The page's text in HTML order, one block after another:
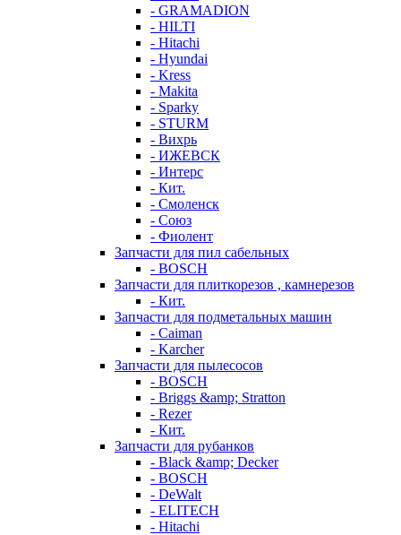
- GRAMADION
- HILTI
- Hitachi
- Hyundai
- Kress
- Makita
- Sparky
- STURM
- Вихрь
- ИЖЕВСК
- Интерс
- Кит.
- Смоленск
- Союз
- Фиолент
Запчасти для пил сабельных
- BOSCH
Запчасти для плиткорезов , камнерезов
- Кит.
Запчасти для подметальных машин
- Caiman
- Karcher
Запчасти для пылесосов
- BOSCH
- Briggs &amp; Stratton
- Rezer
- Кит.
Запчасти для рубанков
- Black &amp; Decker
- BOSCH
- DeWalt
- ELITECH
- Hitachi